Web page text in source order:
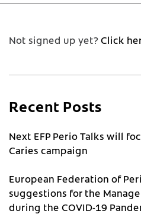
Not signed up yet?Click
Recent Posts
Next EFP Perio Talks will
Caries campaign
European Federation of
suggestions for the
during the COVID-19